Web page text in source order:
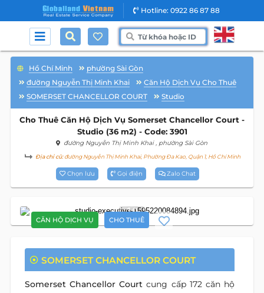
Hotline: 0922 86 87 88
Hồ Chí Minh
phường Sài Gòn
đường Nguyễn Thị Minh Khai
Căn Hộ Dịch Vụ Cho Thuê
SOMERSET CHANCELLOR COURT
Studio
Cho Thuê Căn Hộ Dịch Vụ Somerset Chancellor Court -
Studio (36 m2) - Code: 3901
đường Nguyễn Thị Minh Khai , phường Sài Gòn
Địa chỉ cũ:đường Nguyễn Thị Minh Khai, Phường Đa Kao, Quận 1, Hồ Chí Minh
Chọn lưu Gọi điện Zalo Chat
CĂN HỘ DỊCH VỤ CHO THUÊ
10
SOMERSET CHANCELLOR COURT
Somerset Chancellor Courtcung cấp 172 căn hộ